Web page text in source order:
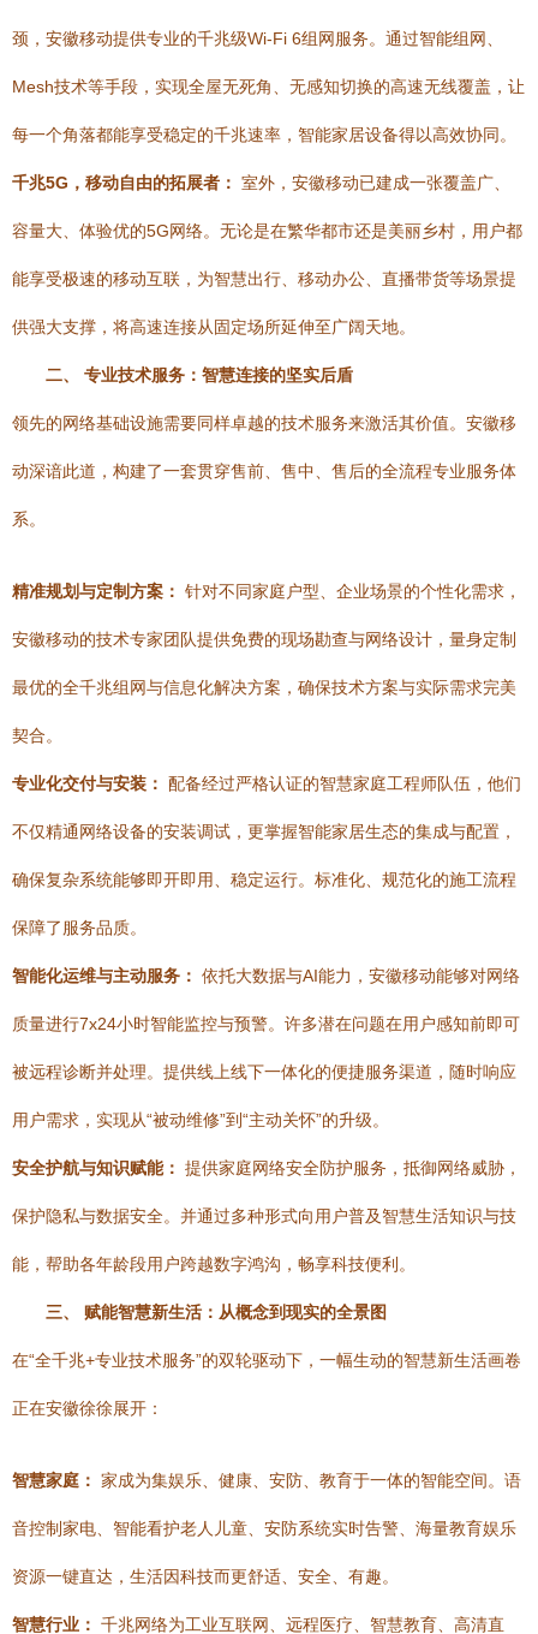
颈，安徽移动提供专业的千兆级Wi-Fi 6组网服务。通过智能组网、
Mesh技术等手段，实现全屋无死角、无感知切换的高速无线覆盖，让
每一个角落都能享受稳定的千兆速率，智能家居设备得以高效协同。
千兆5G，移动自由的拓展者： 室外，安徽移动已建成一张覆盖广、
容量大、体验优的5G网络。无论是在繁华都市还是美丽乡村，用户都
能享受极速的移动互联，为智慧出行、移动办公、直播带货等场景提
供强大支撑，将高速连接从固定场所延伸至广阔天地。
二、 专业技术服务：智慧连接的坚实后盾
领先的网络基础设施需要同样卓越的技术服务来激活其价值。安徽移
动深谙此道，构建了一套贯穿售前、售中、售后的全流程专业服务体
系。
精准规划与定制方案： 针对不同家庭户型、企业场景的个性化需求，
安徽移动的技术专家团队提供免费的现场勘查与网络设计，量身定制
最优的全千兆组网与信息化解决方案，确保技术方案与实际需求完美
契合。
专业化交付与安装： 配备经过严格认证的智慧家庭工程师队伍，他们
不仅精通网络设备的安装调试，更掌握智能家居生态的集成与配置，
确保复杂系统能够即开即用、稳定运行。标准化、规范化的施工流程
保障了服务品质。
智能化运维与主动服务： 依托大数据与AI能力，安徽移动能够对网络
质量进行7x24小时智能监控与预警。许多潜在问题在用户感知前即可
被远程诊断并处理。提供线上线下一体化的便捷服务渠道，随时响应
用户需求，实现从“被动维修”到“主动关怀”的升级。
安全护航与知识赋能： 提供家庭网络安全防护服务，抵御网络威胁，
保护隐私与数据安全。并通过多种形式向用户普及智慧生活知识与技
能，帮助各年龄段用户跨越数字鸿沟，畅享科技便利。
三、 赋能智慧新生活：从概念到现实的全景图
在“全千兆+专业技术服务”的双轮驱动下，一幅生动的智慧新生活画卷
正在安徽徐徐展开：
智慧家庭： 家成为集娱乐、健康、安防、教育于一体的智能空间。语
音控制家电、智能看护老人儿童、安防系统实时告警、海量教育娱乐
资源一键直达，生活因科技而更舒适、安全、有趣。
智慧行业： 千兆网络为工业互联网、远程医疗、智慧教育、高清直